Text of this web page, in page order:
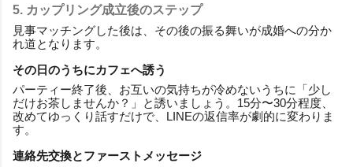
5. カップリング成立後のステップ
見事マッチングした後は、その後の振る舞いが成婚への分か
れ道となります。
その日のうちにカフェへ誘う
パーティー終了後、お互いの気持ちが冷めないうちに「少し
だけお茶しませんか？」と誘いましょう。15分〜30分程度、
改めてゆっくり話すだけで、LINEの返信率が劇的に変わりま
す。
連絡先交換とファーストメッセージ